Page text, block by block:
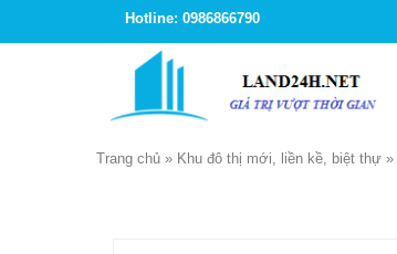
Hotline: 0986866790
Trang chủ » Khu đô thị mới, liền kề, biệt thự »